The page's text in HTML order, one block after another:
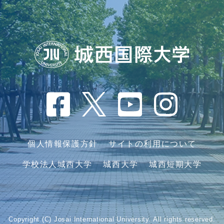
個人情報保護方針 サイトの利用について
学校法人城西大学 城西大学 城西短期大学
Copyright (C) Josai International University. All rights reserved.